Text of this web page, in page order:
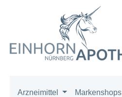
Hauptinhalt springen
Zur Hauptnavigation springen
Arzneimittel Markenshops